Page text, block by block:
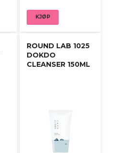
KJØP
ROUND LAB 1025
DOKDO
CLEANSER 150ML